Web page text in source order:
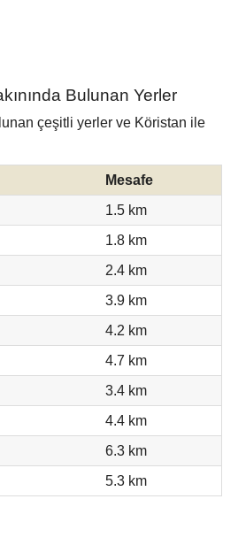
Bulunan Yerler
çeşitli yerler ve Köristan ile
Mesafe
1.5 km
1.8 km
2.4 km
3.9 km
4.2 km
4.7 km
3.4 km
4.4 km
6.3 km
5.3 km